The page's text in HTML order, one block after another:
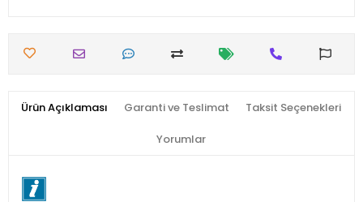
Ürün Açıklaması Garanti ve Teslimat Taksit Seçenekleri
Yorumlar